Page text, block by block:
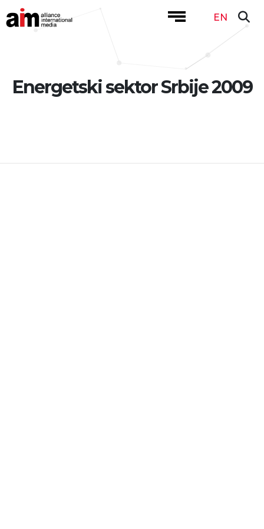
EN
Energetski sektor Srbije 2009